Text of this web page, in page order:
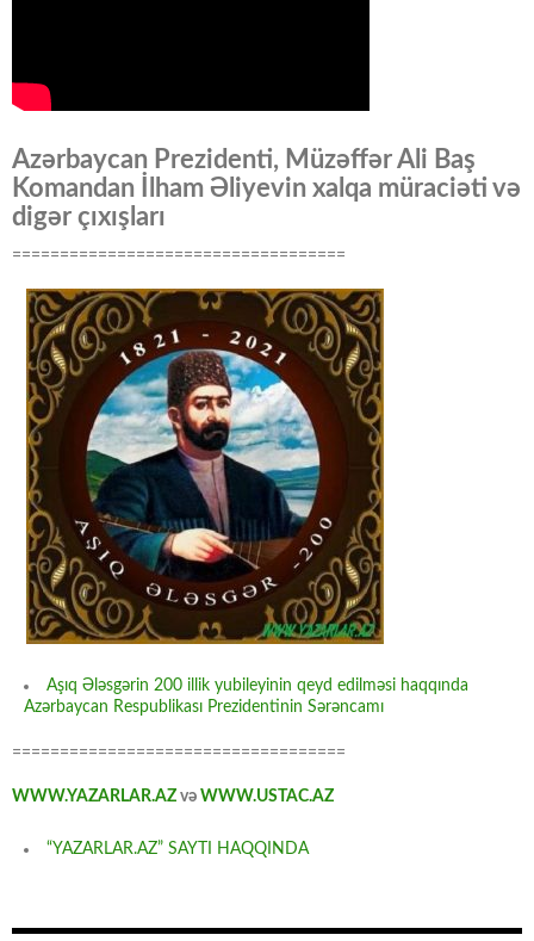
Azərbaycan Prezidenti, Müzəffər Ali Baş
Komandan İlham Əliyevin xalqa müraciəti və
digər çıxışları
===================================
Aşıq Ələsgərin 200 illik yubileyinin qeyd edilməsi haqqında
Azərbaycan Respublikası Prezidentinin Sərəncamı
===================================
WWW.YAZARLAR.AZ və WWW.USTAC.AZ
“YAZARLAR.AZ” SAYTI HAQQINDA